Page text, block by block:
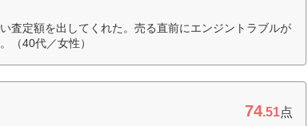
査定額を出してくれた。売る直前にエンジントラブルが
（40代／女性）
74.51点